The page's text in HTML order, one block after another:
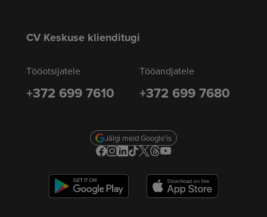
CV Keskuse klienditugi
Tööotsijatele
+372 699 7610
Tööandjatele
+372 699 7680
Jälgi meid Google'is